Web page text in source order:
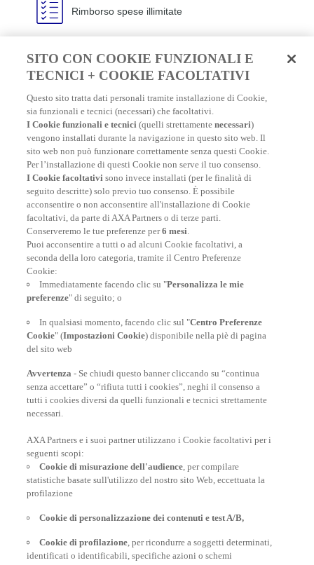
Rimborso spese illimitate
SICUREZZA
Assistenza 24/24 h - 7/7 gg in italiano
CONOSCIUTE
AXA: brand riconosciuto a livello mondiale
I nostri numeri
6.895
33
11.208
POLIZZE VIAGGIO
INFORMAZIONI UTILI
SITO CON COOKIE FUNZIONALI E
TECNICI + COOKIE FACOLTATIVI
Questo sito tratta dati personali tramite installazione di Cookie,
sia funzionali e tecnici (necessari) che facoltativi.
I Cookie funzionali e tecnici (quelli strettamentenecessari)
vengono installati durante la navigazione in questo sito web. Il
sito web non può funzionare correttamente senza questi Cookie.
Per l’installazione di questi Cookie non serve il tuo consenso.
I Cookie facoltativi sono invece installati (per le finalità di
seguito descritte) solo previo tuo consenso. È possibile
acconsentire o non acconsentire all'installazione di Cookie
facoltativi, da parte di AXA Partners o di terze parti.
Conserveremo le tue preferenze per6 mesi.
Puoi acconsentire a tutti o ad alcuni Cookie facoltativi, a
seconda della loro categoria, tramite il Centro Preferenze
Cookie:
Immediatamente facendo clic su "Personalizza le mie
preferenze" di seguito; o
In qualsiasi momento, facendo clic sul "Centro Preferenze
Cookie" (Impostazioni Cookie) disponibile nella piè di pagina
del sito web
Avvertenza - Se chiudi questo banner cliccando su “continua
senza accettare” o “rifiuta tutti i cookies”, neghi il consenso a
tutti i cookies diversi da quelli funzionali e tecnici strettamente
necessari.
AXA Partners e i suoi partner utilizzano i Cookie facoltativi per i
seguenti scopi:
Cookie di misurazione dell'audience, per compilare
statistiche basate sull'utilizzo del nostro sito Web, eccettuata la
profilazione
Cookie di personalizzazione dei contenuti e test A/B,
Cookie di profilazione, per ricondurre a soggetti determinati,
identificati o identificabili, specifiche azioni o schemi